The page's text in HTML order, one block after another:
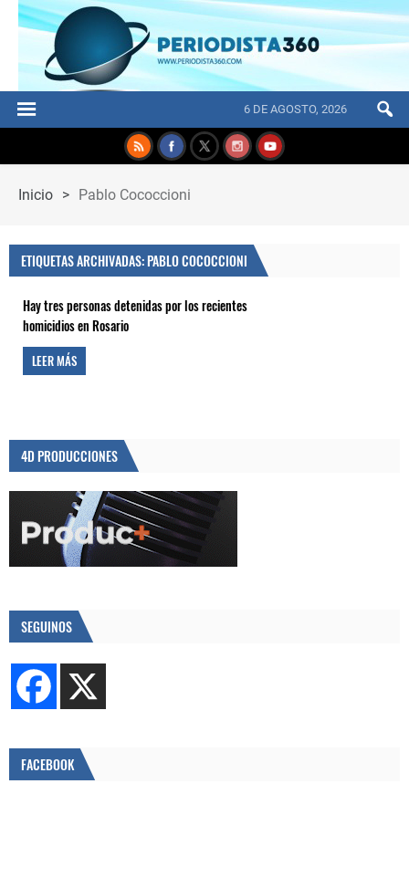
6 DE AGOSTO, 2026
Inicio > Pablo Cococcioni
ETIQUETAS ARCHIVADAS: PABLO COCOCCIONI
Hay tres personas detenidas por los recientes
homicidios en Rosario
LEER MÁS
4D PRODUCCIONES
SEGUINOS
FACEBOOK